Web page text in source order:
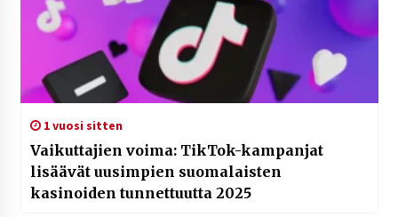
1 vuosi sitten
Vaikuttajien voima: TikTok-kampanjat
lisäävät uusimpien suomalaisten
kasinoiden tunnettuutta 2025